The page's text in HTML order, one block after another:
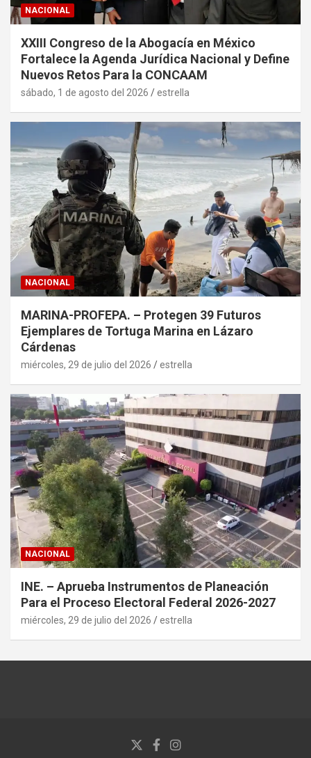
NACIONAL
XXIII Congreso de la Abogacía en México
Fortalece la Agenda Jurídica Nacional y Define
Nuevos Retos Para la CONCAAM
sábado, 1 de agosto del 2026 estrella
NACIONAL
MARINA-PROFEPA. – Protegen 39 Futuros
Ejemplares de Tortuga Marina en Lázaro
Cárdenas
miércoles, 29 de julio del 2026 estrella
NACIONAL
INE. – Aprueba Instrumentos de Planeación
Para el Proceso Electoral Federal 2026-2027
miércoles, 29 de julio del 2026 estrella